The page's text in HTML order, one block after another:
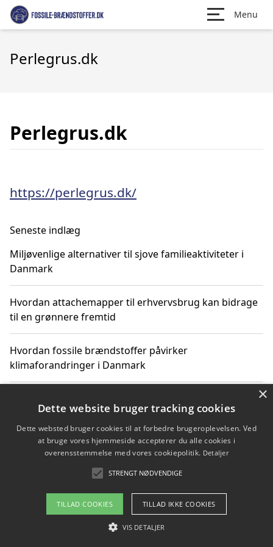
Menu
Perlegrus.dk
Perlegrus.dk
https://perlegrus.dk/
Seneste indlæg
Miljøvenlige alternativer til sjove familieaktiviteter i
Danmark
Hvordan attachemapper til erhvervsbrug kan bidrage
til en grønnere fremtid
Hvordan fossile brændstoffer påvirker
klimaforandringer i Danmark
klimaændringer
Hvordan citater om fossile brændstoffer kan ændre
Copyright 2026 - Pilanto Aps
Om / kontakt
×
Dette website bruger tracking cookies
Dette websted bruger cookies til at forbedre brugeroplevelsen. Ved
at bruge vores hjemmeside accepterer du alle cookies i
overensstemmelse med vores cookiepolitik. Detaljer
STRENGT NØDVENDIGE
TILLAD COOKIES TILLAD IKKE COOKIES
VIS DETALJER